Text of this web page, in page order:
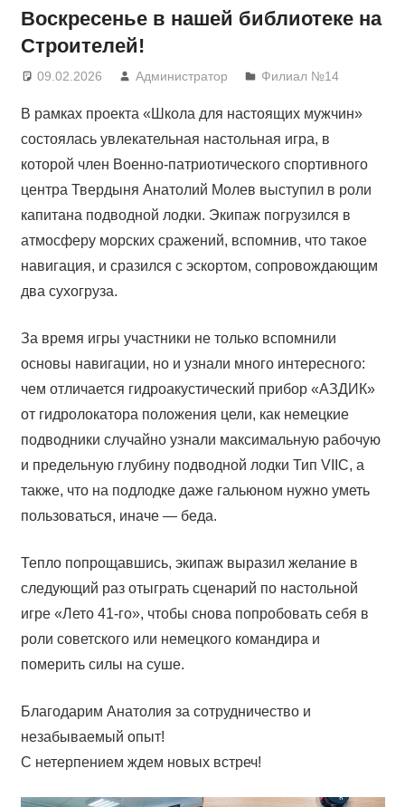
Воскресенье в нашей библиотеке на
Строителей!
09.02.2026 Администратор Филиал №14
В рамках проекта «Школа для настоящих мужчин»
состоялась увлекательная настольная игра, в
которой член Военно-патриотического спортивного
центра Твердыня Анатолий Молев выступил в роли
капитана подводной лодки. Экипаж погрузился в
атмосферу морских сражений, вспомнив, что такое
навигация, и сразился с эскортом, сопровождающим
два сухогруза.
За время игры участники не только вспомнили
основы навигации, но и узнали много интересного:
чем отличается гидроакустический прибор «АЗДИК»
от гидролокатора положения цели, как немецкие
подводники случайно узнали максимальную рабочую
и предельную глубину подводной лодки Тип VIIC, а
также, что на подлодке даже гальюном нужно уметь
пользоваться, иначе — беда.
Тепло попрощавшись, экипаж выразил желание в
следующий раз отыграть сценарий по настольной
игре «Лето 41-го», чтобы снова попробовать себя в
роли советского или немецкого командира и
померить силы на суше.
Благодарим Анатолия за сотрудничество и
незабываемый опыт!
С нетерпением ждем новых встреч!